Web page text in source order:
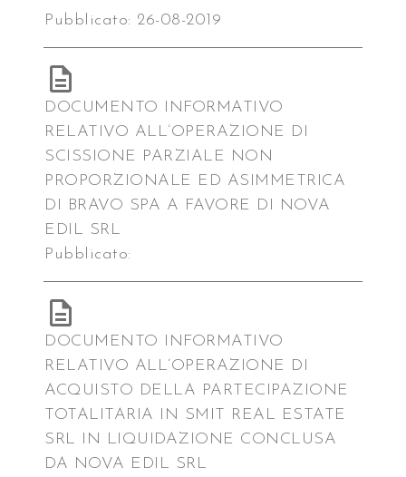
Pubblicato: 26-08-2019
DOCUMENTO INFORMATIVO
RELATIVO ALL’OPERAZIONE DI
SCISSIONE PARZIALE NON
PROPORZIONALE ED ASIMMETRICA
DI BRAVO SPA A FAVORE DI NOVA
EDIL SRL
Pubblicato:
DOCUMENTO INFORMATIVO
RELATIVO ALL’OPERAZIONE DI
ACQUISTO DELLA PARTECIPAZIONE
TOTALITARIA IN SMIT REAL ESTATE
SRL IN LIQUIDAZIONE CONCLUSA
DA NOVA EDIL SRL